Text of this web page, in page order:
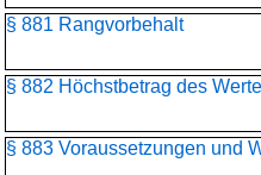
§ 881 Rangvorbehalt
§ 882 Höchstbetrag des
§ 883 Voraussetzungen und